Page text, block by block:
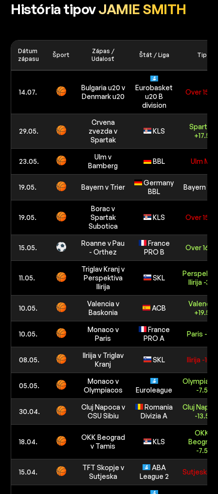
História tipovJAMIE SMITH
Dátum
zápasu
Šport
Zápas /
Udalosť
Štát / Liga Tip
14.07.
Bulgaria u20 v
Denmark u20
Eurobasket
u20 B
division
Over
29.05.
Crvena
zvezda v
Spartak
KLS
Spartak
+17.5
23.05.
Ulm v
Bamberg
BBL Ulm ML
19.05. Bayern v Trier
Germany
BBL
Bayern
19.05.
Borac v
Spartak
Subotica
KLS Over
15.05.
Roanne v Pau
- Orthez
France
PRO B
Over
11.05.
Triglav Kranj v
Perspektiva
Ilirija
SKL
Ilirija -3.5
10.05.
Valencia v
Baskonia
ACB
Valencia
+19.5
10.05.
Monaco v
Paris
France
PRO A
Paris -11.5
08.05.
Ilriija v Triglav
Kranj
SKL Ilirija -10.5
05.05.
Monaco v
Olympiacos
Euroleague
-7.5
30.04.
Cluj Napoca v
CSU Sibiu
Romania
Divizia A
Cluj
-13.5
18.04.
OKK Beograd
v Tamis
KLS
OKK
Beograd
-7.5
15.04.
TFT Skopje v
Sutjeska
ABA
League 2
Sutjeska